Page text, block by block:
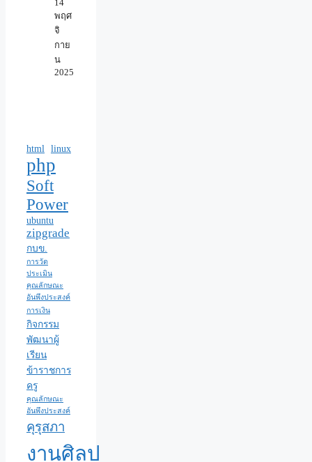
14
พฤศ
จิ
กาย
น
2025
html linux
php
Soft
Power
ubuntu
zipgrade
กบข.
การวัด
ประเมิน
คุณลักษณะ
อันพึงประสงค์
การเงิน
กิจกรรม
พัฒนาผู้
เรียน
ข้าราชการ
ครู
คุณลักษณะ
อันพึงประสงค์
คุรุสภา
งานศิลป